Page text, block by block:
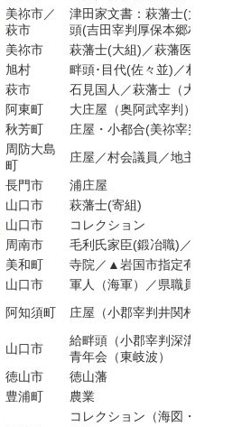
美祢市／
萩市
津田家文書：萩藩士(大組)・萩
頭(吉田宰判厚保本郷村)
美祢市
萩藩士(大組)／萩藩医師・儒者
旭村
畔頭･目代(佐々並)／村会議員
萩市
石見国人／萩藩士（大組）
阿東町
大庄屋（奥阿武宰判）／庄屋(
秋芳町
庄屋・小都合(美祢宰判青景村
周防大島
町
庄屋／村会議員／地主／油板場
長門市
浦庄屋
山口市
萩藩士(寄組)
山口市
コレクション
周南市
毛利氏家臣(鍛冶職)／庄屋(徳山
美和町
寺院／▲岩国市指定有形文化財
山口市
軍人（海軍）／県職員
阿知須町 庄屋（小郡宰判井関村）／副
山口市
給畔頭（小郡宰判深溝村・佐
青年会（東岐波）
徳山市
徳山藩
豊浦町
農業
コレクション（海図・地図）